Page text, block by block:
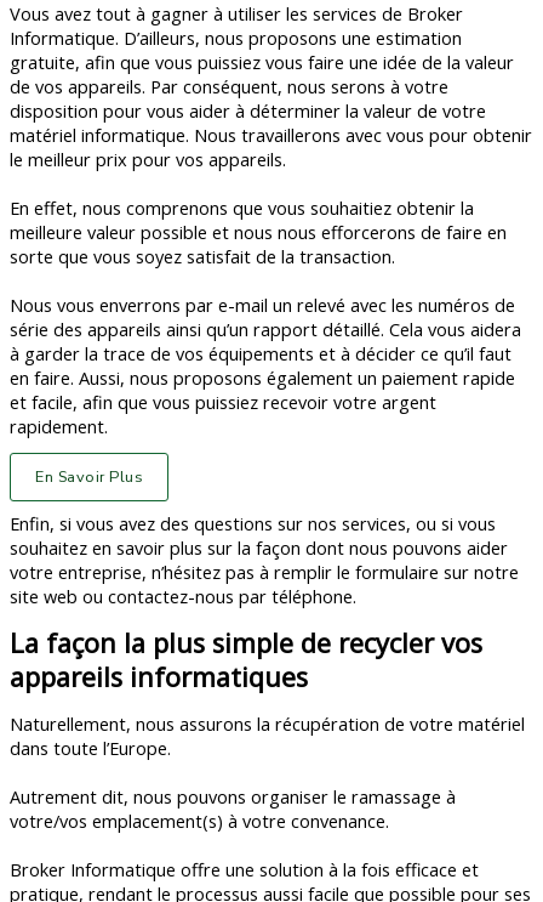
Vous avez tout à gagner à utiliser les services de Broker
Informatique. D’ailleurs, nous proposons une estimation
gratuite, afin que vous puissiez vous faire une idée de la valeur
de vos appareils. Par conséquent, nous serons à votre
disposition pour vous aider à déterminer la valeur de votre
matériel informatique. Nous travaillerons avec vous pour obtenir
le meilleur prix pour vos appareils.
En effet, nous comprenons que vous souhaitiez obtenir la
meilleure valeur possible et nous nous efforcerons de faire en
sorte que vous soyez satisfait de la transaction.
Nous vous enverrons par e-mail un relevé avec les numéros de
série des appareils ainsi qu’un rapport détaillé. Cela vous aidera
à garder la trace de vos équipements et à décider ce qu’il faut
en faire. Aussi, nous proposons également un paiement rapide
et facile, afin que vous puissiez recevoir votre argent
rapidement.
En Savoir Plus
Enfin, si vous avez des questions sur nos services, ou si vous
souhaitez en savoir plus sur la façon dont nous pouvons aider
votre entreprise, n’hésitez pas à remplir le formulaire sur notre
site web ou contactez-nous par téléphone.
La façon la plus simple de recycler vos
appareils informatiques
Naturellement, nous assurons la récupération de votre matériel
dans toute l’Europe.
Autrement dit, nous pouvons organiser le ramassage à
votre/vos emplacement(s) à votre convenance.
Broker Informatique offre une solution à la fois efficace et
pratique, rendant le processus aussi facile que possible pour ses